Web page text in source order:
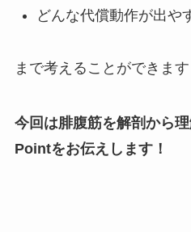
どんな代償動作が出や
まで考えることができます
今回は腓腹筋を解剖から
Pointをお伝えします！